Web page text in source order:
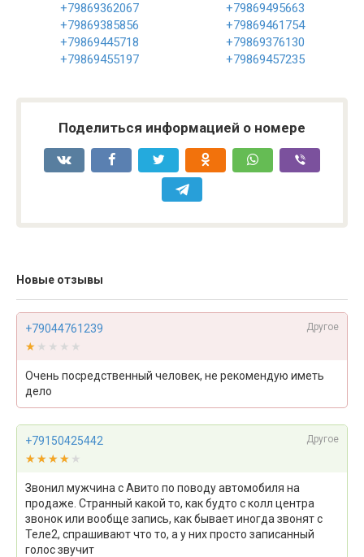
+79869362067
+79869495663
+79869385856
+79869461754
+79869445718
+79869376130
+79869455197
+79869457235
Поделиться информацией о номере
Новые отзывы
+79044761239 Другое
★★★★★
★★★★★
Очень посредственный человек, не рекомендую иметь
дело
+79150425442 Другое
★★★★★
★★★★★
Звонил мужчина с Авито по поводу автомобиля на
продаже. Странный какой то, как будто с колл центра
звонок или вообще запись, как бывает иногда звонят с
Теле2, спрашивают что то, а у них просто записанный
голос звучит